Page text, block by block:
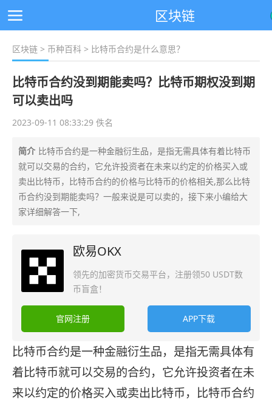
区块链
区块链 > 币种百科 > 比特币合约是什么意思？
比特币合约没到期能卖吗？比特币期权没到期
可以卖出吗
2023-09-11 08:33:29 佚名
简介 比特币合约是一种金融衍生品，是指无需具体有着比特币
就可以交易的合约，它允许投资者在未来以约定的价格买入或
卖出比特币，比特币合约的价格与比特币的价格相关,那么比特
币合约没到期能卖吗？一般来说是可以卖的，接下来小编给大
家详细解答一下,
欧易OKX
领先的加密货币交易平台，注册领50 USDT数
币盲盒！
官网注册 APP下载
比特币合约是一种金融衍生品，是指无需具体有
着比特币就可以交易的合约，它允许投资者在未
来以约定的价格买入或卖出比特币，比特币合约